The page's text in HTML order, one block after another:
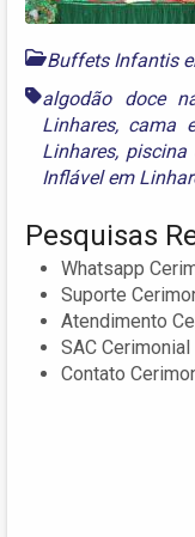
Buffets Infantis
algodão doce
Linhares, cama
Linhares, piscina
Inflável em
Pesquisas
Whatsapp
Suporte
Atendimento
SAC
Contato